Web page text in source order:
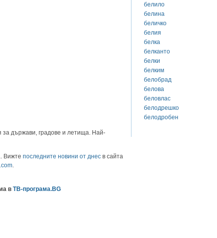
държави, градове и летища. Най-
Вижте последните новини от днес в сайта
в ТВ-програма.BG
белило
белина
беличко
белия
белка
белканто
белки
белким
белобрад
белова
беловлас
белодрешко
белодробен